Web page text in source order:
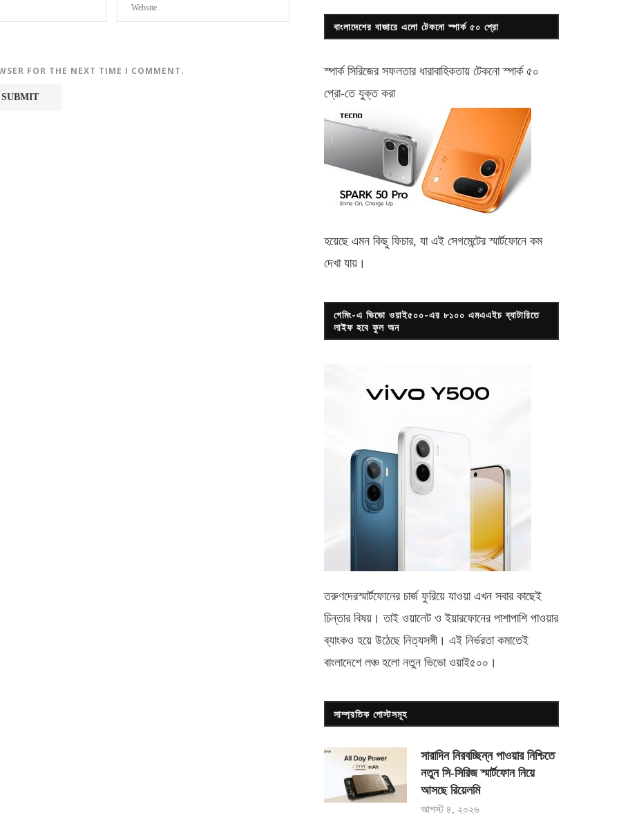
FOR THE NEXT TIME I COMMENT.
বাংলাদেশের বাজারে এলো টেকনো স্পার্ক ৫০ প্রো
স্পার্ক সিরিজের সফলতার ধারাবাহিকতায় টেকনোস্পার্ক ৫০
প্রো-তে যুক্ত করা
হয়েছে এমন কিছু ফিচার, যা এই সেগমেন্টের স্মার্টফোনে কম
দেখা যায়।
গেমিং-এ ভিভো ওয়াই৫০০-এর ৮১০০ এমএএইচ ব্যাটারিতে
লাইফ হবে ফুল অন
তরুণদেরস্মার্টফোনের চার্জ ফুরিয়ে যাওয়া এখন সবার কাছেই
চিন্তার বিষয়। তাই ওয়ালেট ও ইয়ারফোনের পাশাপাশি পাওয়ার
ব্যাংকও হয়ে উঠেছে নিত্যসঙ্গী। এই নির্ভরতা কমাতেই
বাংলাদেশে লঞ্চ হলো নতুন ভিভো ওয়াই৫০০ ।
সাম্প্রতিক পোস্টসমূহ
সারাদিন নিরবচ্ছিন্ন পাওয়ার নিশ্চিতে
নতুন সি-সিরিজ স্মার্টফোন নিয়ে
আসছে রিয়েলমি
আগস্ট ৪, ২০২৬